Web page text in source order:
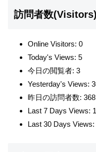
訪問者数(Visitors)
Online Visitors: 0
Today's Views: 5
今日の閲覧者: 3
Yesterday's Views:
昨日の訪問者数: 368
Last 7 Days Views:
Last 30 Days Views: